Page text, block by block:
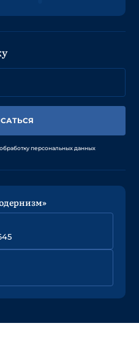
персональных данных